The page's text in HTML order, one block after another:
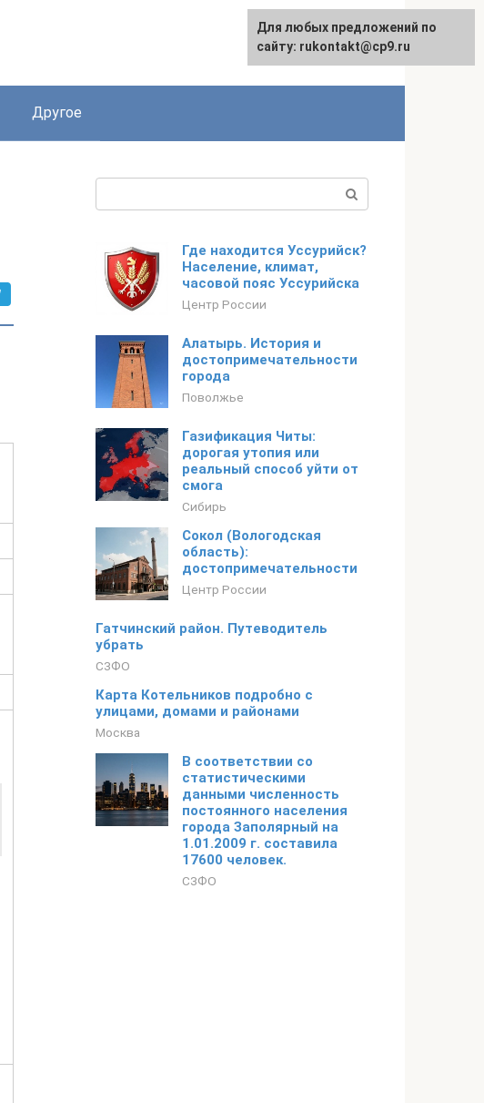
Другое
Где находится Уссурийск?
Население, климат,
часовой пояс Уссурийска
Центр России
Алатырь. История и
достопримечательности
города
Поволжье
Газификация Читы:
дорогая утопия или
реальный способ уйти от
смога
Сибирь
Сокол (Вологодская
область):
достопримечательности
Центр России
Гатчинский район. Путеводитель
убрать
СЗФО
Карта Котельников подробно с
улицами, домами и районами
Москва
В соответствии со
статистическими
данными численность
постоянного населения
города Заполярный на
1.01.2009 г. составила
17600 человек.
СЗФО
Для любых предложений по
сайту: rukontakt@cp9.ru